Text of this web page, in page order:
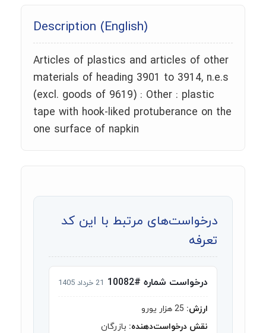
Description (English)
Articles of plastics and articles of other
materials of heading 3901 to 3914, n.e.s
(excl. goods of 9619) : Other : plastic
tape with hook-liked protuberance on the
one surface of napkin
درخواست‌های مرتبط با این کد
تعرفه
درخواست شماره #10082 21 خرداد 1405
ارزش:
نقش درخواست‌دهنده: بازرگان